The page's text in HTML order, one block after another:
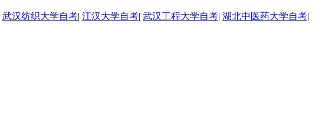
武汉纺织大学自考| 江汉大学自考| 武汉工程大学自考| 湖北中医药大学自考|